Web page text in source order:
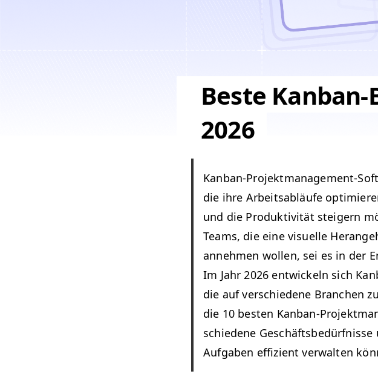
Beste
2026
Kan­ban-Pro­jek­t­man­age­ment-
die ihre Arbeitsabläufe
und die Pro­duk­tiv­ität steigern
Teams, die eine visuelle
annehmen wollen, sei es in der
Im Jahr 2026 entwick­eln sich
die auf ver­schiedene Branchen
die 10 besten Kan­ban-
schiedene
Auf­gaben effizient ver­wal­ten